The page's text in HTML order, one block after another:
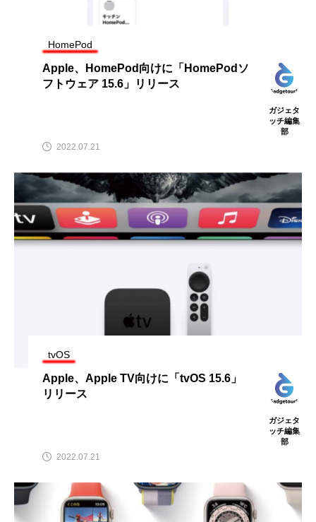
HomePod
Apple、HomePod向けに「HomePodソ
フトウェア 15.6」リリース
ガジェタ
ッチ編集
部
2022.07.21
tvOS
Apple、Apple TV向けに「tvOS 15.6」
リリース
ガジェタ
ッチ編集
部
2022.07.21